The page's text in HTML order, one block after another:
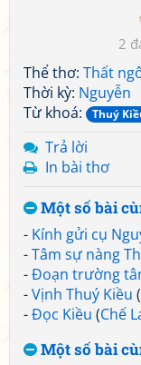
2
Thể thơ: Thất
Thời kỳ: Nguyễn
Từ khoá:
Thuý
Trả lời
In bài thơ
Một số bài
- Kính gửi cụ
-Tâm sự nàng
-Đoạn trường
-Vịnh Thuý Kiều (
-Đọc Kiều (Chế
Một số bài